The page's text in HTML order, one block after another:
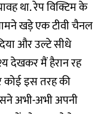
था. रेप विक्टिम के
खड़े एक टीवी चैनल
और उल्टे सीधे
देखकर मैं हैरान रह
इस तरह की
अभी-अभी अपनी